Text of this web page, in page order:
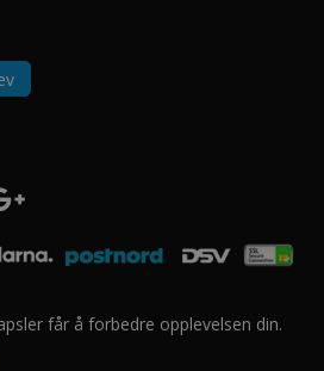
får å forbedre opplevelsen din.
GROUP AS. Alle rettigheter forbeholdt.